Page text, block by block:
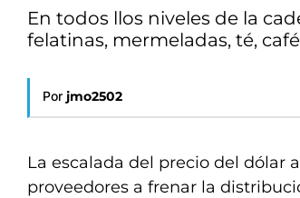
En todos llos niveles de la
felatinas, mermeladas, té,
Por jmo2502
La escalada del precio del dólar
proveedores a frenar la